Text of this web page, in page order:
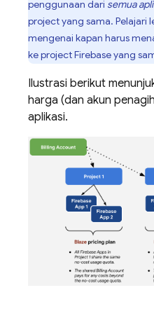
penggunaan dari semua
project yang sama. Pelajari
mengenai kapan harus
ke project Firebase yang
Ilustrasi berikut
harga (dan akun
aplikasi.